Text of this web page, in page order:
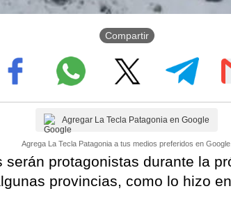
Compartir
Agregar La Tecla Patagonia en Google
Agrega La Tecla Patagonia a tus medios preferidos en Google.
serán protagonistas durante la
provincias, como lo hizo